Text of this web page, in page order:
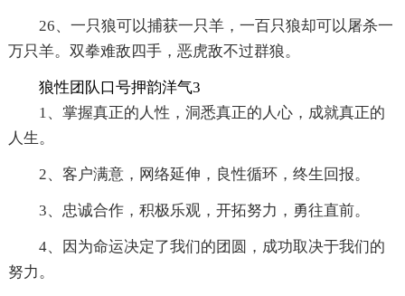
26、一只狼可以捕获一只羊，一百只狼却可以屠杀一
万只羊。双拳难敌四手，恶虎敌不过群狼。
狼性团队口号押韵洋气3
1、掌握真正的人性，洞悉真正的人心，成就真正的
人生。
2、客户满意，网络延伸，良性循环，终生回报。
3、忠诚合作，积极乐观，开拓努力，勇往直前。
4、因为命运决定了我们的团圆，成功取决于我们的
努力。